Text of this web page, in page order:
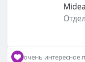
функции
защита от
очень интересное